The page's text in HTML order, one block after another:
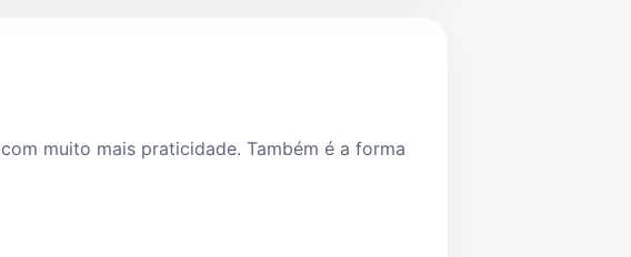
muito mais praticidade. Também é a forma